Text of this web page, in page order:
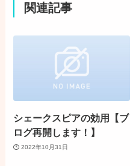
関連記事
シェークスピアの効用【ブ
ログ再開します！】
2022年10月31日